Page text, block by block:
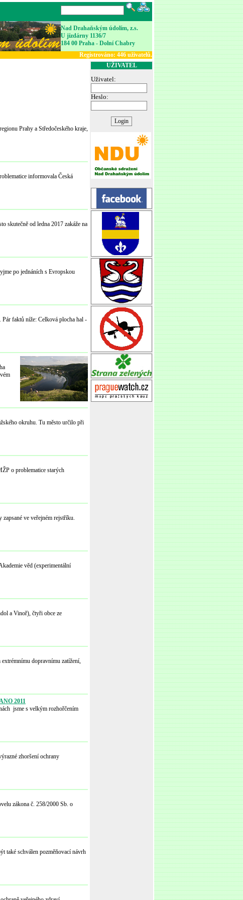
Nad Drahaňským údolím, z.s.
U jízdárny 1136/7
184 00 Praha - Dolní Chabry
Registrováno: 446 uživatelů.
Prahy a Středočeského kraje,
informovala Česká
skutečně od ledna 2017 zakáže na
po jednáních s Evropskou
faktů níže: Celková plocha hal -
okruhu. Tu město určilo při
o problematice starých
ve veřejném rejstříku.
věd (experimentální
a Vinoř), čtyři obce ze
extrémnímu dopravnímu zatížení,
2011
jsme s velkým rozhořčením
zhoršení ochrany
zákona č. 258/2000 Sb. o
také schválen pozměňovací návrh
UŽIVATEL
Uživatel:
Heslo: